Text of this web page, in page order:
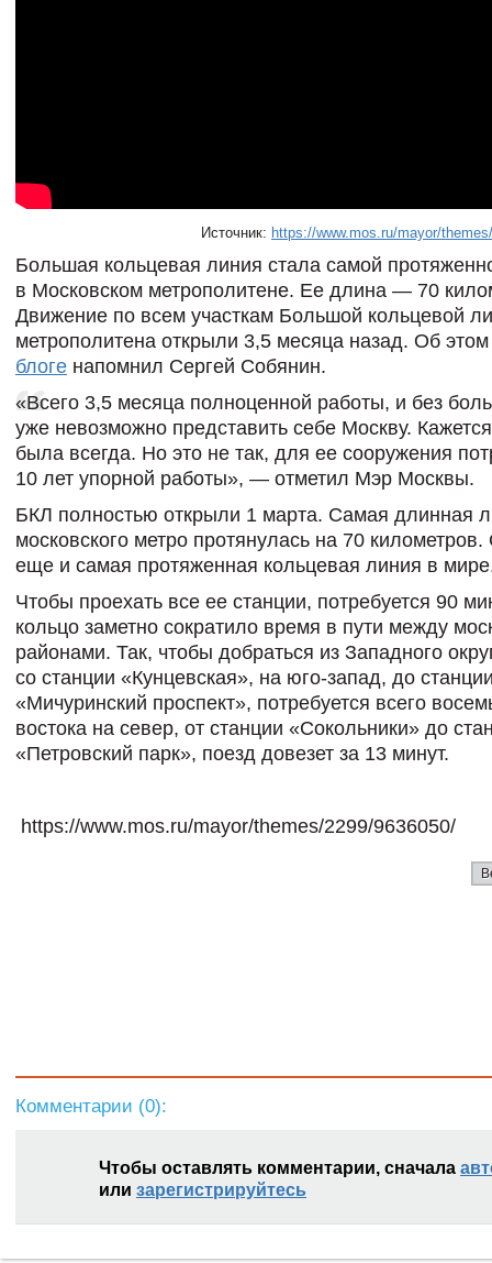
Источник: https://www.mos.ru/mayor/
Большая кольцевая линия стала самой
в Московском метрополитене. Ее длина — 70
Движение по всем участкам Большой кольцевой
метрополитена открыли 3,5 месяца назад. Об
блоге напомнил Сергей Собянин.
«Всего 3,5 месяца полноценной работы, и без
уже невозможно представить себе Москву.
была всегда. Но это не так, для ее сооружения
10 лет упорной работы», — отметил Мэр Москвы.
БКЛ полностью открыли 1 марта. Самая длинная
московского метро протянулась на 70 километров.
еще и самая протяженная кольцевая линия в
Чтобы проехать все ее станции, потребуется 90
кольцо заметно сократило время в пути между
районами. Так, чтобы добраться из Западного
со станции «Кунцевская», на юго-запад, до
«Мичуринский проспект», потребуется всего
востока на север, от станции «Сокольники» до
«Петровский парк», поезд довезет за 13 минут.
https://www.mos.ru/mayor/themes/2299/9636050/
Комментарии (0):
Чтобы оставлять комментарии, сначала
или зарегистрируйтесь